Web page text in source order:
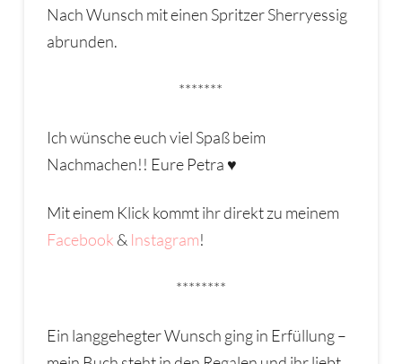
Nach Wunsch mit einen Spritzer Sherryessig
abrunden.
*******
Ich wünsche euch viel Spaß beim
Nachmachen!! Eure Petra ♥
Mit einem Klick kommt ihr direkt zu meinem
Facebook & Instagram!
********
Ein langgehegter Wunsch ging in Erfüllung –